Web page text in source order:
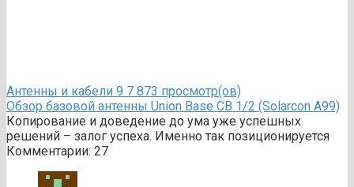
Антенны и кабели 9 7 873 просмотр(ов)
Обзор базовой антенны Union Base CB 1/2 (Solarcon A99)
Копирование и доведение до ума уже успешных
решений – залог успеха. Именно так позиционируется
Комментарии: 27